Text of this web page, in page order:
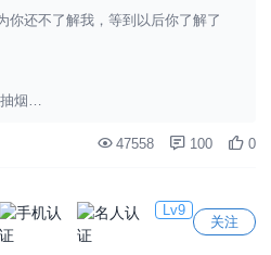
你还不了解我，等到以后你了解了
烟…
47558 100 0
Lv9
关注